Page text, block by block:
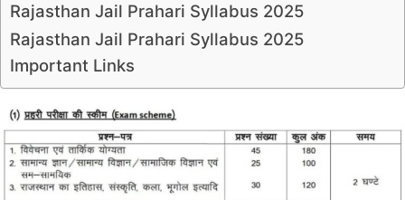
Rajasthan Jail Prahari Syllabus 2025
Rajasthan Jail Prahari Syllabus 2025
Important Links